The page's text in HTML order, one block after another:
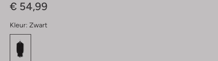
€ 54,99
Kleur: Zwart